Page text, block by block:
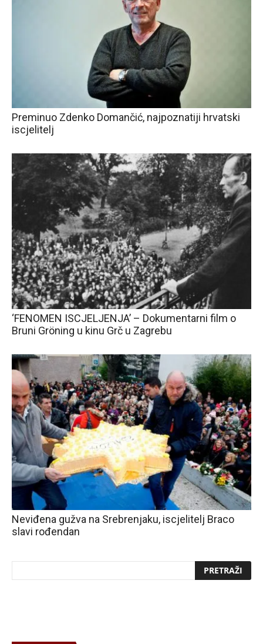
Preminuo Zdenko Domančić, najpoznatiji hrvatski
iscjelitelj
‘FENOMEN ISCJELJENJA’ – Dokumentarni film o
Bruni Gröning u kinu Grč u Zagrebu
Neviđena gužva na Srebrenjaku, iscjelitelj Braco
slavi rođendan